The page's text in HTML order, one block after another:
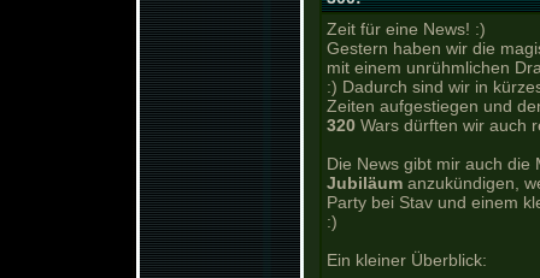
Zeit für eine News! :)
Gestern haben wir die
mit einem unrühmlichen
:) Dadurch sind wir in
Zeiten aufgestiegen und
320 Wars dürften wir auch
Die News gibt mir auch
Jubiläum anzukündigen,
Party bei Stav und einem
:)
Ein kleiner Überblick: